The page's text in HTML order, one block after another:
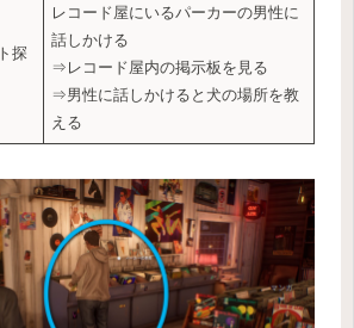
探
レコード屋にいるパーカーの男性に
話しかける
⇒レコード屋内の掲示板を見る
⇒男性に話しかけると犬の場所を教
える